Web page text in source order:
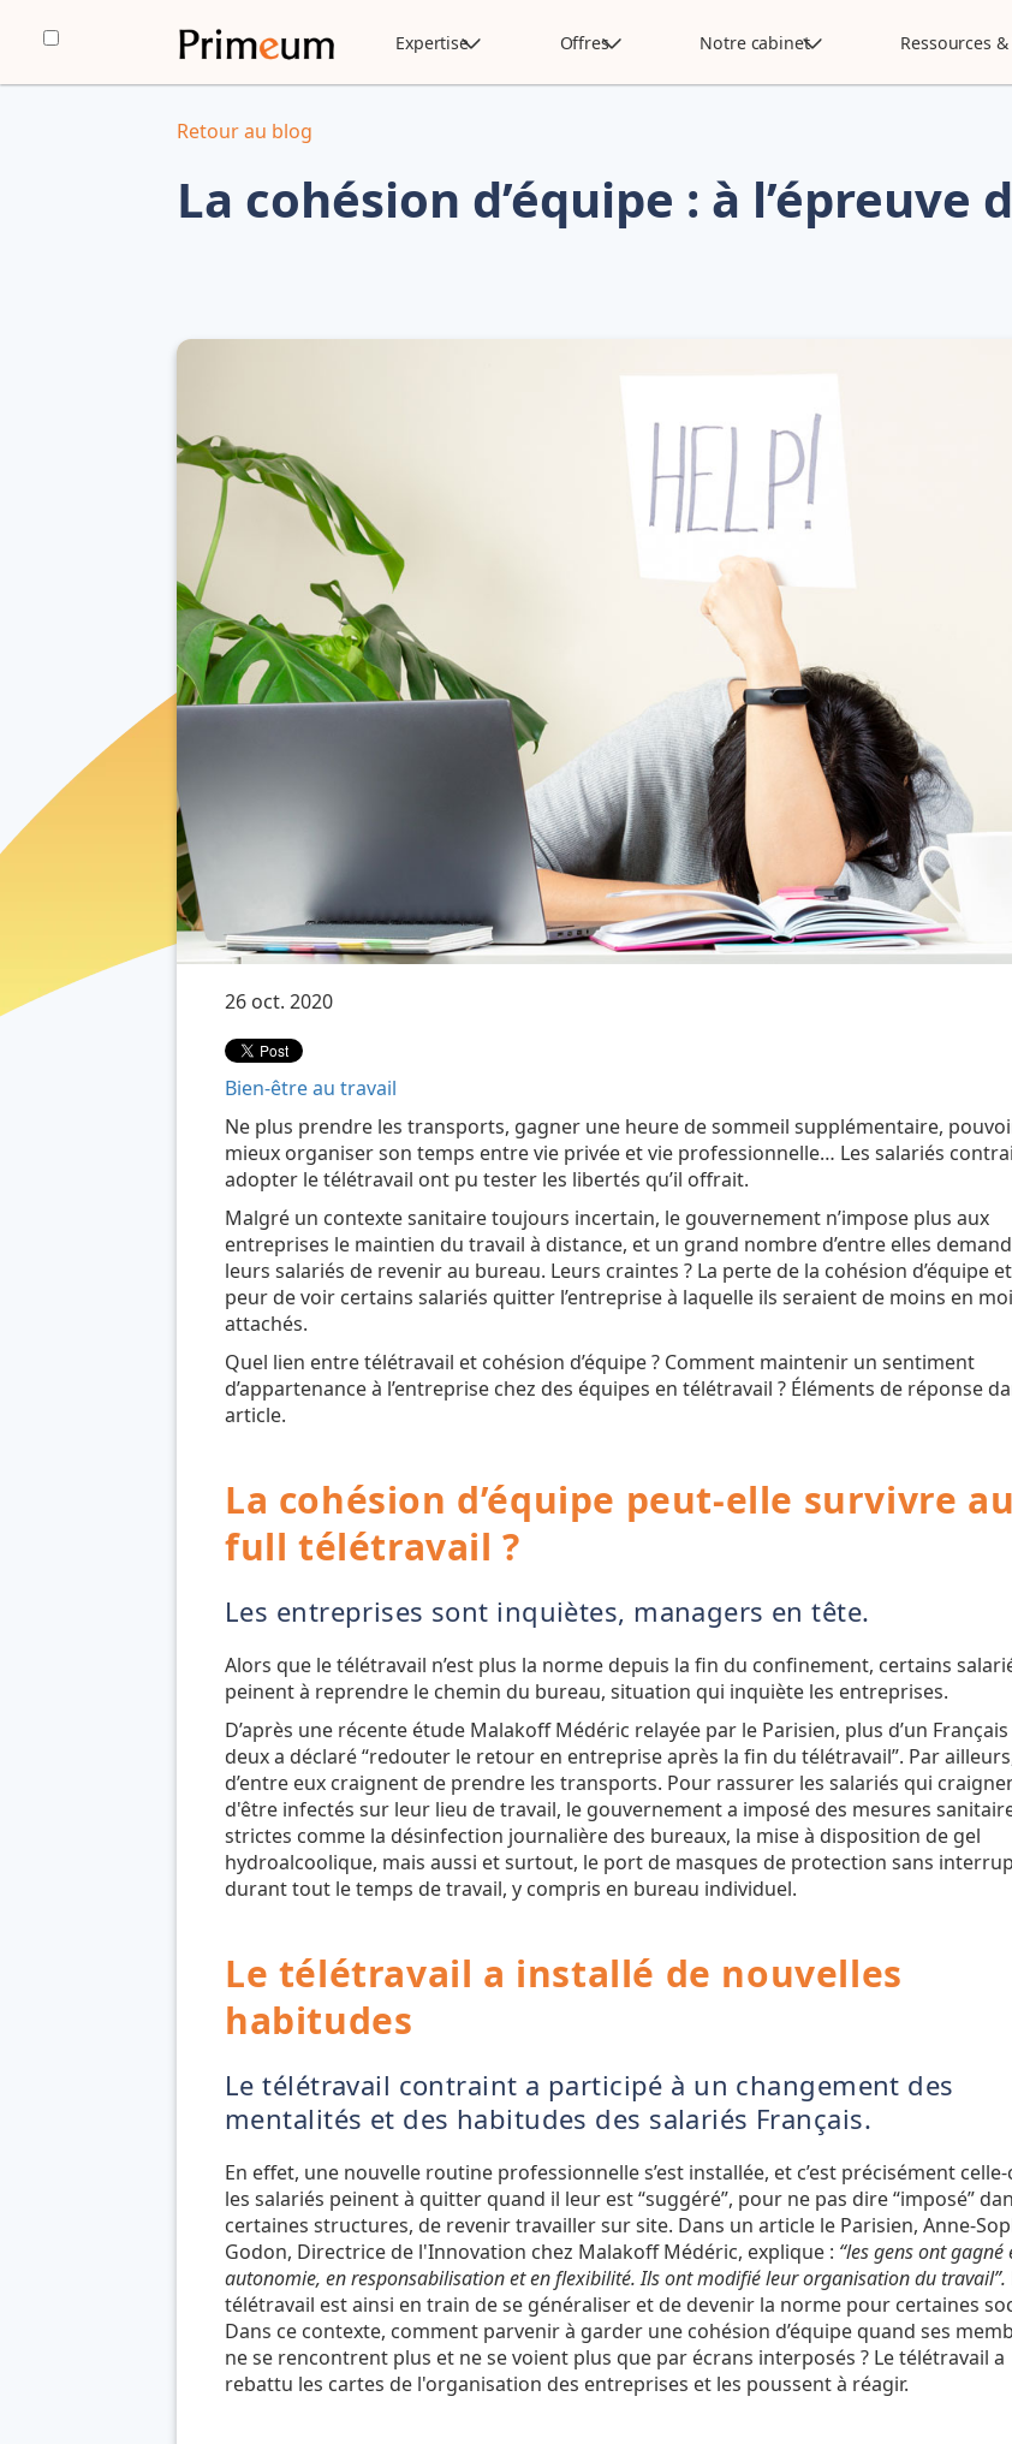
Expertise Offres Notre cabinet Ressources
Retour au blog
La cohésion d’équipe : à l’épreuve
26 oct. 2020
Bien-être au travail
Ne plus prendre les transports, gagner une heure de sommeil supplémentaire,
mieux organiser son temps entre vie privée et vie professionnelle… Les salariés
adopter le télétravail ont pu tester les libertés qu’il offrait.
Malgré un contexte sanitaire toujours incertain, le gouvernement n’impose plus aux
entreprises le maintien du travail à distance, et un grand nombre d’entre elles
leurs salariés de revenir au bureau. Leurs craintes ? La perte de la cohésion d’équipe
peur de voir certains salariés quitter l’entreprise à laquelle ils seraient de moins en
attachés.
Quel lien entre télétravail et cohésion d’équipe ? Comment maintenir un sentiment
d’appartenance à l’entreprise chez des équipes en télétravail ? Éléments de réponse
article.
La cohésion d’équipe peut-elle survivre au
full télétravail ?
Les entreprises sont inquiètes, managers en tête.
Alors que le télétravail n’est plus la norme depuis la fin du confinement, certains
peinent à reprendre le chemin du bureau, situation qui inquiète les entreprises.
D’après une récente étude Malakoff Médéric relayée par le Parisien, plus d’un
deux a déclaré “redouter le retour en entreprise après la fin du télétravail”. Par
d’entre eux craignent de prendre les transports. Pour rassurer les salariés qui
d'être infectés sur leur lieu de travail, le gouvernement a imposé des mesures
strictes comme la désinfection journalière des bureaux, la mise à disposition de gel
hydroalcoolique, mais aussi et surtout, le port de masques de protection sans
durant tout le temps de travail, y compris en bureau individuel.
Le télétravail a installé de nouvelles
habitudes
Le télétravail contraint a participé à un changement des
mentalités et des habitudes des salariés Français.
En effet, une nouvelle routine professionnelle s’est installée, et c’est précisément
les salariés peinent à quitter quand il leur est “suggéré”, pour ne pas dire “imposé”
certaines structures, de revenir travailler sur site. Dans un article le Parisien, Anne-
Godon, Directrice de l'Innovation chez Malakoff Médéric, explique : “les gens ont gagné
autonomie, en responsabilisation et en flexibilité. Ils ont modifié leur organisation du travail”.
télétravail est ainsi en train de se généraliser et de devenir la norme pour certaines
Dans ce contexte, comment parvenir à garder une cohésion d’équipe quand ses
ne se rencontrent plus et ne se voient plus que par écrans interposés ? Le télétravail a
rebattu les cartes de l'organisation des entreprises et les poussent à réagir.